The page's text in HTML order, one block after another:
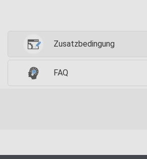
Zusatzbedingung
FAQ